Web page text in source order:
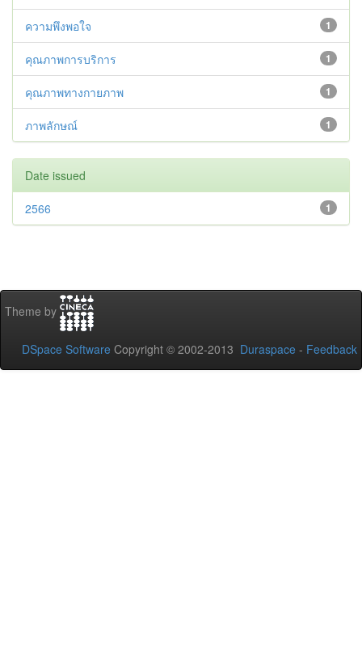
1
ความพึงพอใจ
1
คุณภาพการบริการ
1
คุณภาพทางกายภาพ
1
ภาพลักษณ์
Date issued
1
2566
Theme by
DSpace Software Copyright © 2002-2013 Duraspace - Feedback